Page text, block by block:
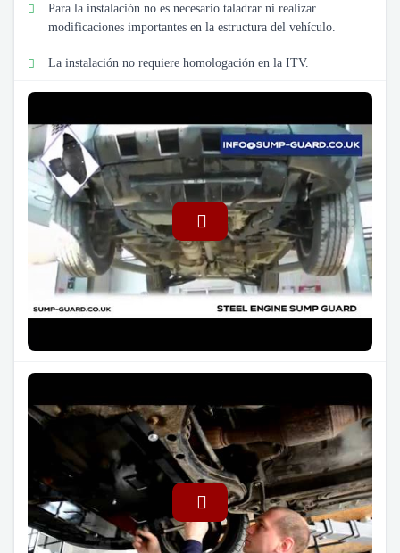
Para la instalación no es necesario taladrar ni realizar
modificaciones importantes en la estructura del vehículo.
La instalación no requiere homologación en la ITV.